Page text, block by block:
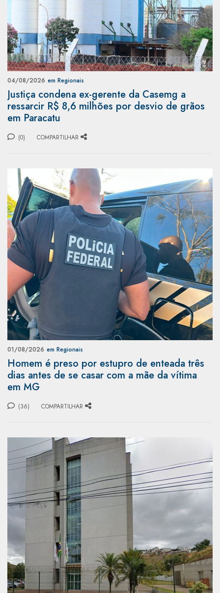
04/08/2026 em Regionais
Justiça condena ex-gerente da Casemg a
ressarcir R$ 8,6 milhões por desvio de grãos
em Paracatu
(0) COMPARTILHAR
01/08/2026 em Regionais
Homem é preso por estupro de enteada três
dias antes de se casar com a mãe da vítima
em MG
(36) COMPARTILHAR